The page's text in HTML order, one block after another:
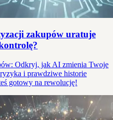
zakupów uratuje
Odkryj, jak AI zmienia Twoje
i prawdziwe historie
gotowy na rewolucję!